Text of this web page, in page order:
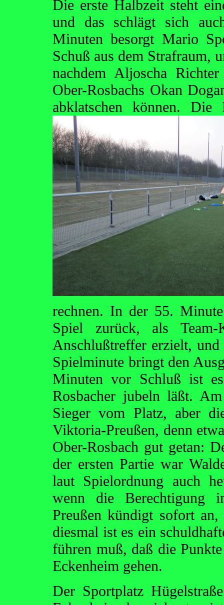
Die erste Halbzeit steht
und das schlägt sich
Minuten besorgt Mario
Schuß aus dem Strafraum,
nachdem Aljoscha
Ober-Rosbachs Okan
abklatschen können.
rechnen. In der 55.
Spiel zurück, als Team-
Anschlußtreffer erzielt,
Spielminute bringt den
Minuten vor Schluß ist
Rosbacher jubeln läßt.
Sieger vom Platz, aber
Viktoria-Preußen, denn
Ober-Rosbach gut getan:
der ersten Partie war
laut Spielordnung auch
wenn die Berechtigung
Preußen kündigt sofort
diesmal ist es ein
führen muß, daß die
Eckenheim gehen.
Der Sportplatz